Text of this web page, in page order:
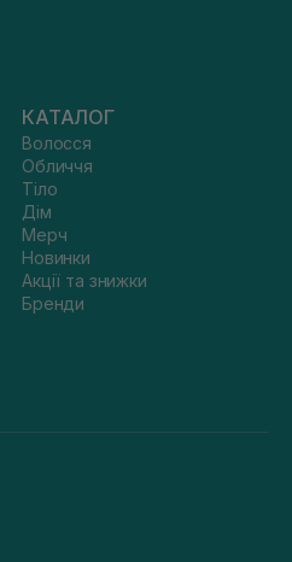
КАТАЛОГ
Волосся
Обличчя
Тіло
Дім
Мерч
Новинки
Акції та знижки
Бренди